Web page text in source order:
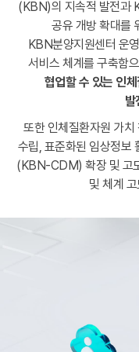
(KBN)의 지속적 발전과
공유 개방 확대를
KBN분양지원센터 운
서비스 체계를 구축함
협업할 수 있는 인
발
또한 인체질환자원 가
수립, 표준화된 임상정보
(KBN-CDM) 확장 및 고
및 체계